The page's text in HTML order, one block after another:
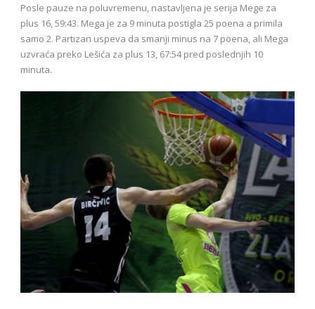
Posle pauze na poluvremenu, nastavljena je serija Mege za
plus 16, 59:43. Mega je za 9 minuta postigla 25 poena a primila
samo 2. Partizan uspeva da smanji minus na 7 poena, ali Mega
uzvraća preko Lešića za plus 13, 67:54 pred poslednjih 10
minuta.